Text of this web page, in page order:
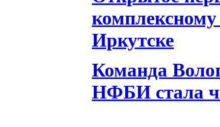
комплексному
Иркутске
Команда
НФБИ стала